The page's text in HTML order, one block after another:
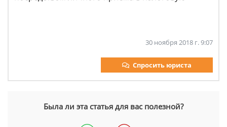
30 ноября 2018 г. 9:07
Спросить юриста
Была ли эта статья для вас полезной?